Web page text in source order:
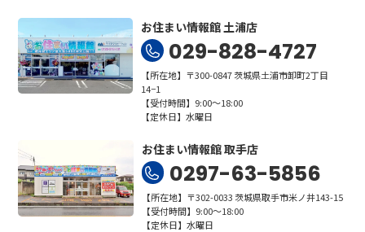
お住まい情報館 土浦店
029-828-4727
【所在地】〒300-0847 茨城県土浦市卸町2丁目
14−1
【受付時間】9:00～18:00
【定休日】水曜日
お住まい情報館 取手店
0297-63-5856
【所在地】〒302-0033 茨城県取手市米ノ井143-15
【受付時間】9:00～18:00
【定休日】水曜日